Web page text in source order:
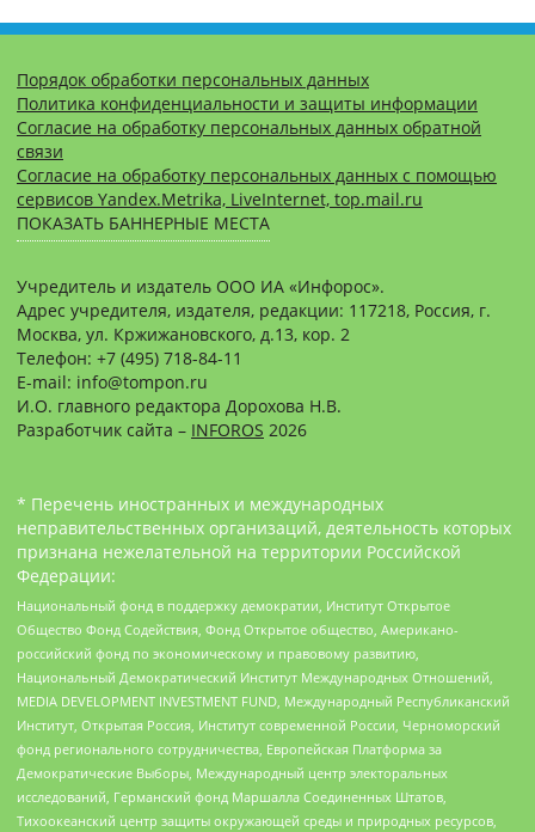
Порядок обработки персональных данных
Политика конфиденциальности и защиты информации
Согласие на обработку персональных данных обратной
связи
Согласие на обработку персональных данных с помощью
сервисов Yandex.Metrika, LiveInternet, top.mail.ru
ПОКАЗАТЬ БАННЕРНЫЕ МЕСТА
Учредитель и издатель ООО ИА «Инфорос».
Адрес учредителя, издателя, редакции: 117218, Россия, г.
Москва, ул. Кржижановского, д.13, кор. 2
Телефон: +7 (495) 718-84-11
E-mail: info@tompon.ru
И.О. главного редактора Дорохова Н.В.
Разработчик сайта – INFOROS 2026
* Перечень иностранных и международных
неправительственных организаций, деятельность которых
признана нежелательной на территории Российской
Федерации:
Национальный фонд в поддержку демократии, Институт Открытое
Общество Фонд Содействия, Фонд Открытое общество, Американо-
российский фонд по экономическому и правовому развитию,
Национальный Демократический Институт Международных Отношений,
MEDIA DEVELOPMENT INVESTMENT FUND, Международный Республиканский
Институт, Открытая Россия, Институт современной России, Черноморский
фонд регионального сотрудничества, Европейская Платформа за
Демократические Выборы, Международный центр электоральных
исследований, Германский фонд Маршалла Соединенных Штатов,
Тихоокеанский центр защиты окружающей среды и природных ресурсов,